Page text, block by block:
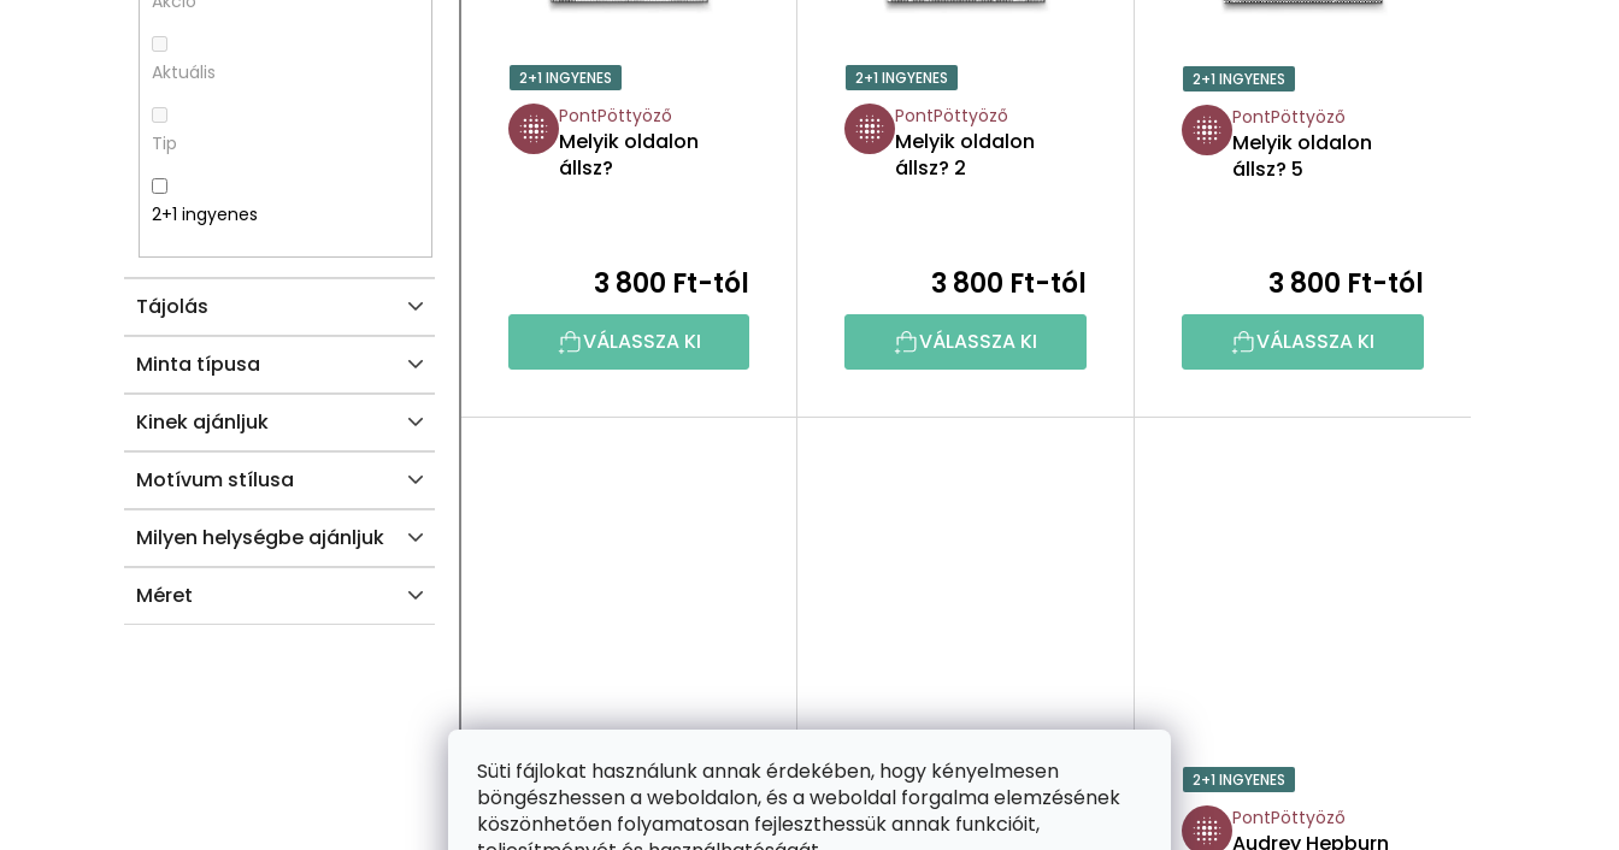
Süti fájlokat használunk annak érdekében, hogy kényelmesen
böngészhessen a weboldalon, és a weboldal forgalma elemzésének
köszönhetően folyamatosan fejleszthessük annak funkcióit,
R
E
N
E
Z
É
S
Aktuális
Tip
2+1 ingyenes
Tájolás
Minta típusa
Kinek ajánljuk
Motívum stílusa
Milyen helységbe ajánljuk
Méret
J
2+1 INGYENES
PontPöttyöző
Melyik oldalon
állsz?
3 800 Ft-tól
VÁLASSZA KI
2+1 INGYENES
PontPöttyöző
Melyik oldalon
állsz? 2
3 800 Ft-tól
VÁLASSZA KI
2+1 INGYENES
PontPöttyöző
Melyik oldalon
állsz? 5
3 800 Ft-tól
VÁLASSZA KI
2+1 INGYENES
PontPöttyöző
Oz, a nagy varázsló
2+1 INGYENES
PontPöttyöző
2+1 INGYENES
PontPöttyöző
Audrey Hepburn